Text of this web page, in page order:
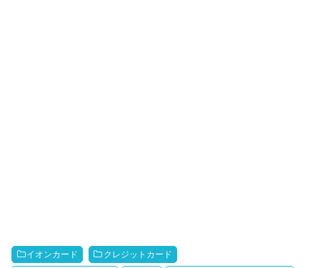
イオンカード クレジットカード